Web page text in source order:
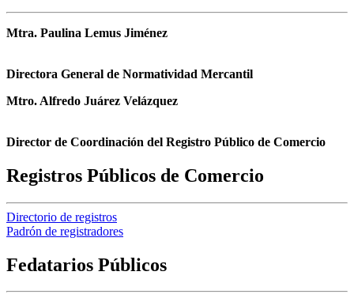
Mtra. Paulina Lemus Jiménez
Directora General de Normatividad Mercantil
Mtro. Alfredo Juárez Velázquez
Director de Coordinación del Registro Público de Comercio
Registros Públicos de Comercio
Directorio de registros
Padrón de registradores
Fedatarios Públicos